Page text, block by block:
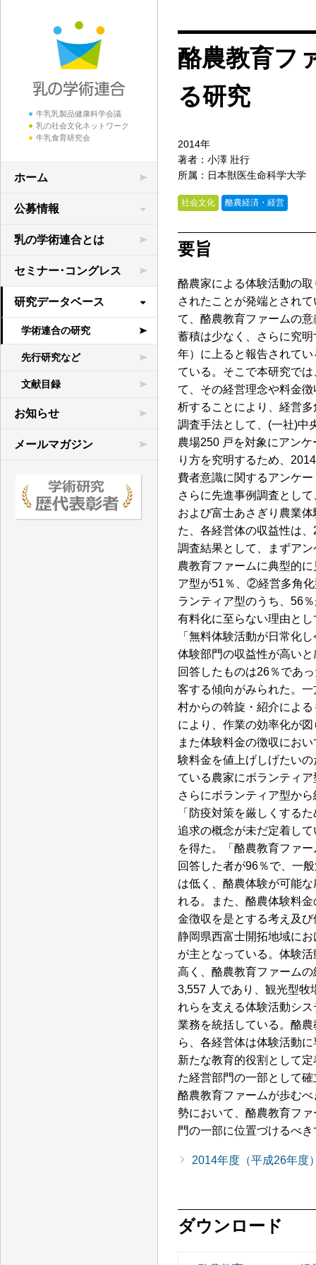
牛乳乳製品健康科学会議
乳の社会文化ネットワーク
牛乳食育研究会
ホーム
公募情報
学術研究の公募
領域横断共同研究
乳の学術連合とは
セミナー･コングレス
研究データベース
学術連合の研究
先行研究など
文献目録
お知らせ
メールマガジン
酪農教育フ
る研究
2014年
著者：小澤 壯行
所属：日本獣医生命科学大学
社会文化 酪農経済・経営
要旨
酪農家による体験活動の
されたことが発端とされ
て、酪農教育ファームの
蓄積は少なく、さらに究
年）に上ると報告されて
ている。そこで本研究で
て、その経営理念や料金
析することにより、経営
調査手法として、(一社)中
農場250 戸を対象にアン
り方を究明するため、
費者意識に関するアンケ
さらに先進事例調査とし
および富士あさぎり農業
た、各経営体の収益性は
調査結果として、まずア
農教育ファームに典型的
ア型が51％、②経営多角
ランティア型のうち、56
有料化に至らない理由と
「無料体験活動が日常化
体験部門の収益性が高い
回答したものは26％であ
客する傾向がみられた。
村からの斡旋・紹介によ
により、作業の効率化が
また体験料金の徴収にお
験料金を値上げしげたい
ている農家にボランティ
さらにボランティア型か
「防疫対策を厳しくする
追求の概念が未だ定着し
を得た。「酪農教育ファ
回答した者が96％で、一
は低く、酪農体験が可能
れる。また、酪農体験料
金徴収を是とする考え及
静岡県西富士開拓地域に
が主となっている。体験
高く、酪農教育ファーム
3,557 人であり、観光型牧
れらを支える体験活動シ
業務を統括している。酪
ら、各経営体は体験活動
新たな教育的役割として
た経営部門の一部として
酪農教育ファームが歩む
勢において、酪農教育フ
門の一部に位置づけるべ
2014年度（平成26年度
ダウンロード